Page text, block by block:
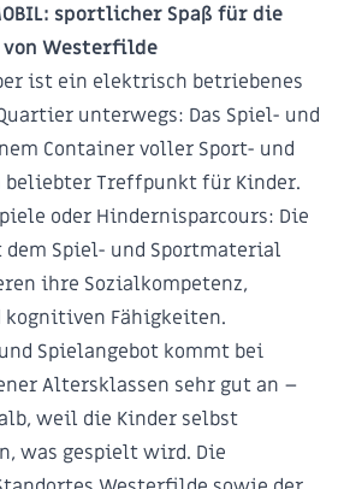
sportlicher Spaß für die
von Westerfilde
ist ein elektrisch betriebenes
unterwegs: Das Spiel- und
Container voller Sport- und
Treffpunkt für Kinder.
oder Hindernisparcours: Die
Spiel- und Sportmaterial
ihre Sozialkompetenz,
Fähigkeiten.
Spielangebot kommt bei
Altersklassen sehr gut an –
weil die Kinder selbst
was gespielt wird. Die